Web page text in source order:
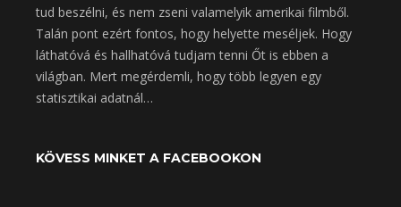
tud beszélni, és nem zseni valamelyik amerikai filmből.
Talán pont ezért fontos, hogy helyette meséljek. Hogy
láthatóvá és hallhatóvá tudjam tenni Őt is ebben a
világban. Mert megérdemli, hogy több legyen egy
statisztikai adatnál…
KÖVESS MINKET A FACEBOOKON